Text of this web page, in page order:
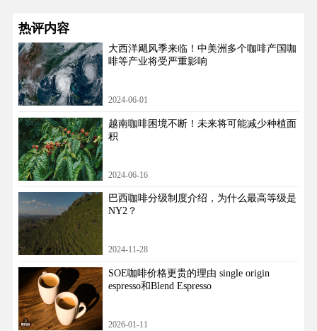
热评内容
大西洋飓风季来临！中美洲多个咖啡产国咖
啡等产业将受严重影响
2024-06-01
越南咖啡困境不断！未来将可能减少种植面
积
2024-06-16
巴西咖啡分级制度介绍，为什么最高等级是
NY2？
2024-11-28
SOE咖啡价格更贵的理由 single origin
espresso和Blend Espresso
2026-01-11